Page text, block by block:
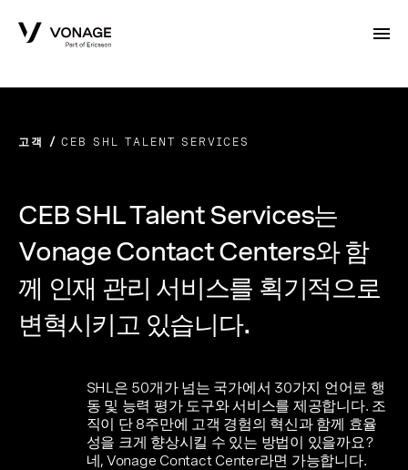
고객 CEB SHL TALENT SERVICES
CEB SHL Talent Services는
Vonage Contact Centers와 함
께 인재 관리 서비스를 획기적으로
변혁시키고 있습니다.
SHL은 50개가 넘는 국가에서 30가지 언어로 행
동 및 능력 평가 도구와 서비스를 제공합니다. 조
직이 단 8주만에 고객 경험의 혁신과 함께 효율
성을 크게 향상시킬 수 있는 방법이 있을까요?
네, Vonage Contact Center라면 가능합니다.